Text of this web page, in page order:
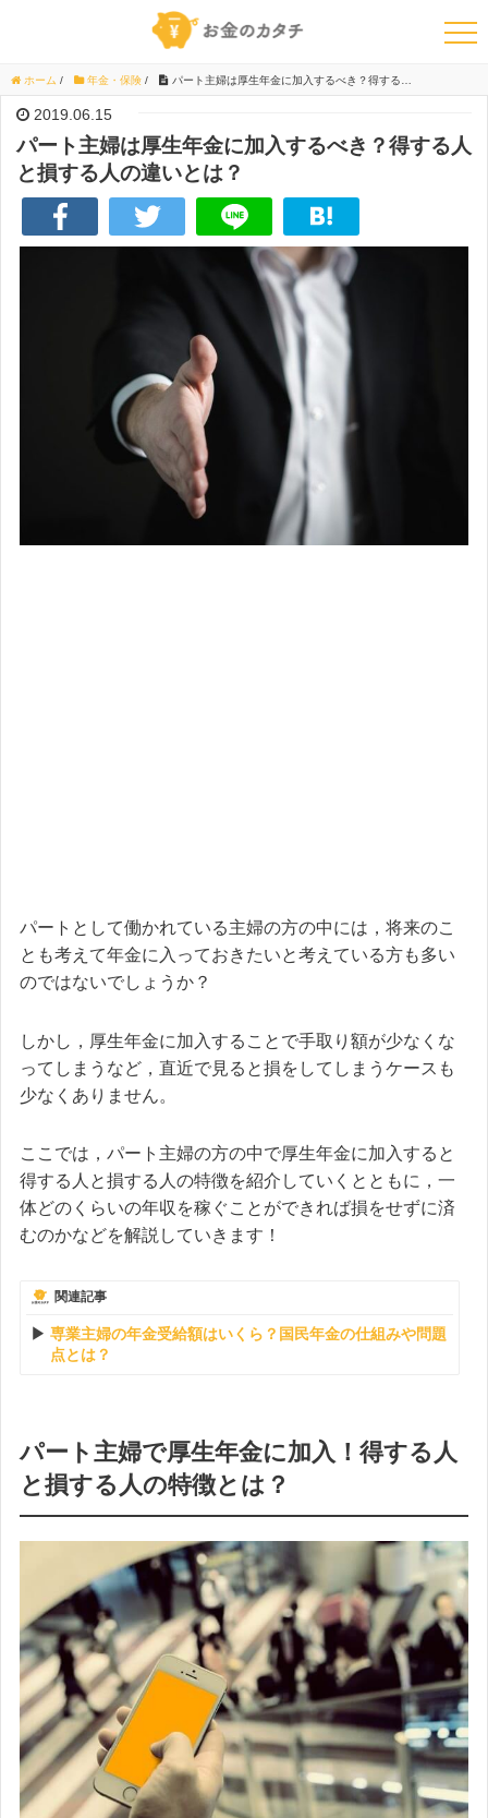
ホーム / 年金・保険 / パート主婦は厚生年金に加入するべき？得する人と損する人の違いとは？
2019.06.15
パート主婦は厚生年金に加入するべき？得する人
と損する人の違いとは？
パートとして働かれている主婦の方の中には，将来のこ
とも考えて年金に入っておきたいと考えている方も多い
のではないでしょうか？
しかし，厚生年金に加入することで手取り額が少なくな
ってしまうなど，直近で見ると損をしてしまうケースも
少なくありません。
ここでは，パート主婦の方の中で厚生年金に加入すると
得する人と損する人の特徴を紹介していくとともに，一
体どのくらいの年収を稼ぐことができれば損をせずに済
むのかなどを解説していきます！
関連記事
専業主婦の年金受給額はいくら？国民年金の仕組みや問題
点とは？
パート主婦で厚生年金に加入！得する人
と損する人の特徴とは？